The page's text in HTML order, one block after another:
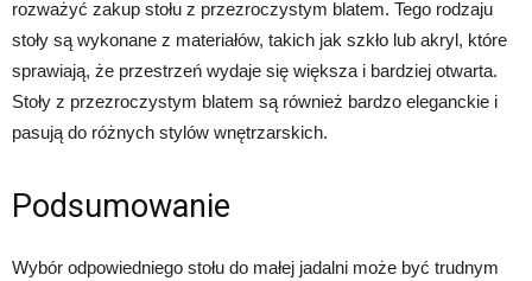
rozważyć zakup stołu z przezroczystym blatem. Tego rodzaju
stoły są wykonane z materiałów, takich jak szkło lub akryl, które
sprawiają, że przestrzeń wydaje się większa i bardziej otwarta.
Stoły z przezroczystym blatem są również bardzo eleganckie i
pasują do różnych stylów wnętrzarskich.
Podsumowanie
Wybór odpowiedniego stołu do małej jadalni może być trudnym